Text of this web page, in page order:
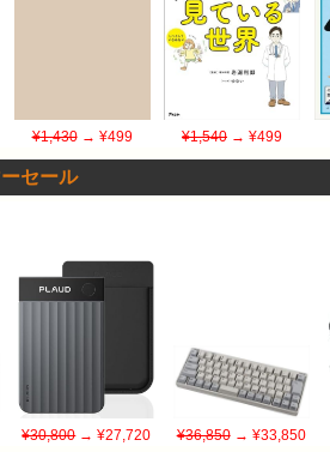
¥1,430→ ¥499 ¥1,540 → ¥499
セール
¥30,800→ ¥27,720 ¥36,850→ ¥33,850